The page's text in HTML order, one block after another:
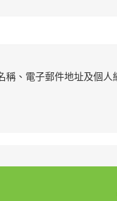
稱、電子郵件地址及個